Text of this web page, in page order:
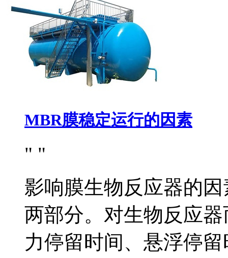
MBR膜稳定运行的因素
影响膜生物反应器的
两部分。对生物反应
力停留时间、悬浮停